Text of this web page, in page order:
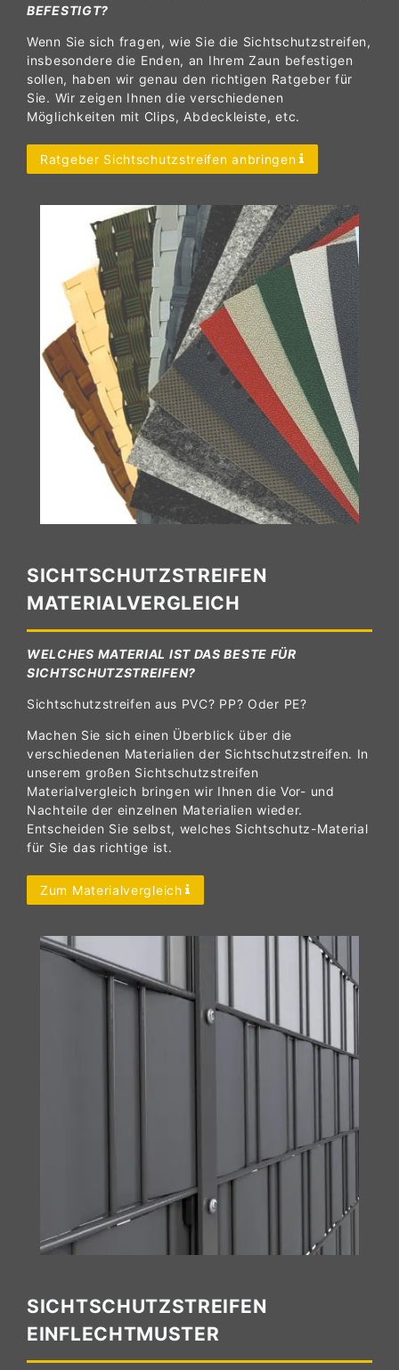
BEFESTIGT?
Wenn Sie sich fragen, wie Sie die Sichtschutzstreifen,
insbesondere die Enden, an Ihrem Zaun befestigen
sollen, haben wir genau den richtigen Ratgeber für
Sie. Wir zeigen Ihnen die verschiedenen
Möglichkeiten mit Clips, Abdeckleiste, etc.
Ratgeber Sichtschutzstreifen anbringen
SICHTSCHUTZSTREIFEN
MATERIALVERGLEICH
WELCHES MATERIAL IST DAS BESTE FÜR
SICHTSCHUTZSTREIFEN?
Sichtschutzstreifen aus PVC? PP? Oder PE?
Machen Sie sich einen Überblick über die
verschiedenen Materialien der Sichtschutzstreifen. In
unserem großen Sichtschutzstreifen
Materialvergleich bringen wir Ihnen die Vor- und
Nachteile der einzelnen Materialien wieder.
Entscheiden Sie selbst, welches Sichtschutz-Material
für Sie das richtige ist.
Zum Materialvergleich
SICHTSCHUTZSTREIFEN
EINFLECHTMUSTER